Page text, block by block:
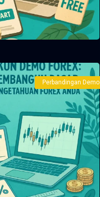
Perbandingan Demo